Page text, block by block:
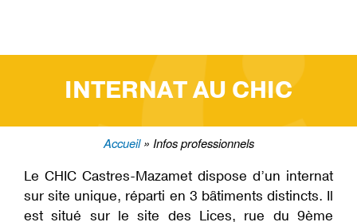
INTERNAT AU CHIC
d'Ariane
Accueil Infos professionnels
Le CHIC Castres-Mazamet dispose d’un internat
sur site unique, réparti en 3 bâtiments distincts. Il
est situé sur le site des Lices, rue du 9ème